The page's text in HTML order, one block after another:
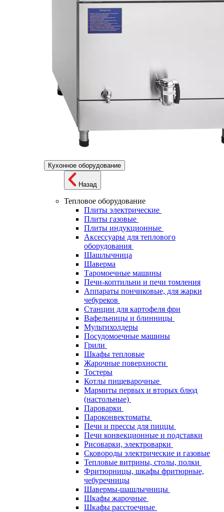
Кухонное оборудование
Назад
Тепловое оборудование
Плиты электрические
Плиты газовые
Плиты индукционные
Аксессуары для теплового
оборудования
Шашлычница
Шаверма
Таромоечные машины
Печи-коптильни и печи томления
Аппараты пончиковые, для жарки
чебуреков
Станции для картофеля фри
Вафельницы и блинницы
Мультихолдеры
Посудомоечные машины
Грили
Шкафы тепловые
Жарочные поверхности
Тостеры
Котлы пищеварочные
Мармиты первых и вторых блюд
(настольные)
Пароварки
Пароконвектоматы
Печи и прессы для пиццы
Печи конвекционные и подставки
Рисоварки, электроварки
Сковороды электрические и газовые
Тепловые витрины, столы, полки
Фритюрницы, шкафы фритюрные,
чебуречницы
Шавермы-шашлычницы
Шкафы жарочные
Шкафы расстоечные